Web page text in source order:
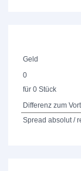
Geld
0
für 0 Stück
Differenz zum
Spread absolut /